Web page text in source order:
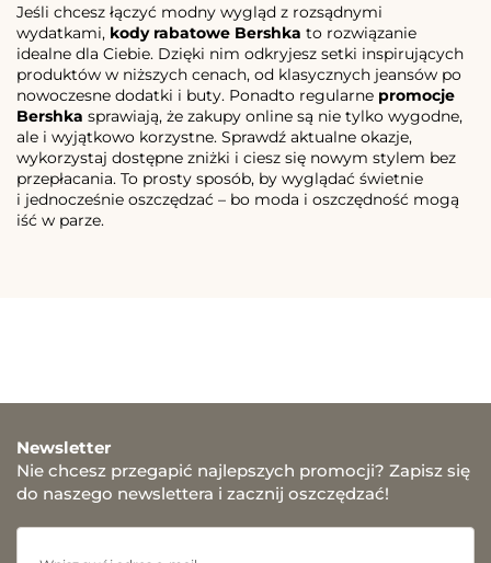
Jeśli chcesz łączyć modny wygląd z rozsądnymi
wydatkami, kody rabatowe Bershka to rozwiązanie
idealne dla Ciebie. Dzięki nim odkryjesz setki inspirujących
produktów w niższych cenach, od klasycznych jeansów po
nowoczesne dodatki i buty. Ponadto regularne promocje
Bershka sprawiają, że zakupy online są nie tylko wygodne,
ale i wyjątkowo korzystne. Sprawdź aktualne okazje,
wykorzystaj dostępne zniżki i ciesz się nowym stylem bez
przepłacania. To prosty sposób, by wyglądać świetnie
i jednocześnie oszczędzać – bo moda i oszczędność mogą
iść w parze.
Newsletter
Nie chcesz przegapić najlepszych promocji? Zapisz się
do naszego newslettera i zacznij oszczędzać!